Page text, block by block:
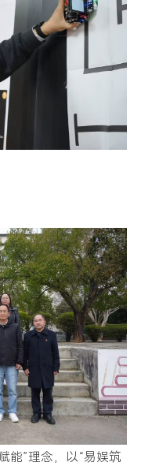
能”理念，以“易娱筑